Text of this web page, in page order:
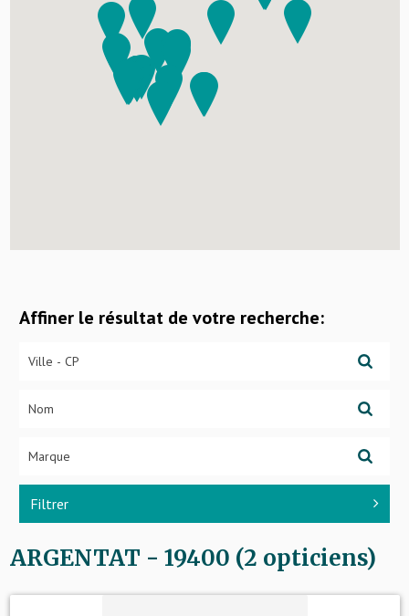
Affiner le résultat de votre recherche:
Filtrer
ARGENTAT - 19400 (2 opticiens)